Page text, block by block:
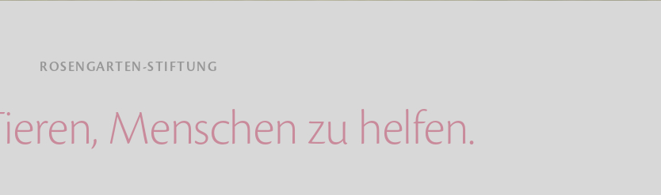
ROSENGARTEN-STIFTUNG
Menschen zu helfen.